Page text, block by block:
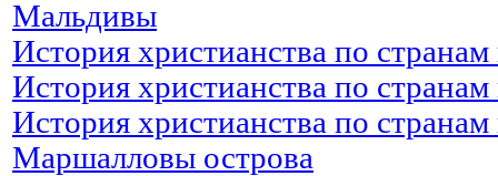
Мальдивы
История христианства по
История христианства по
История христианства по
Маршалловы острова